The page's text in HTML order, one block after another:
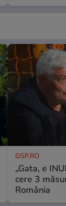
GSP.RO
„Gata, e
cere 3
România